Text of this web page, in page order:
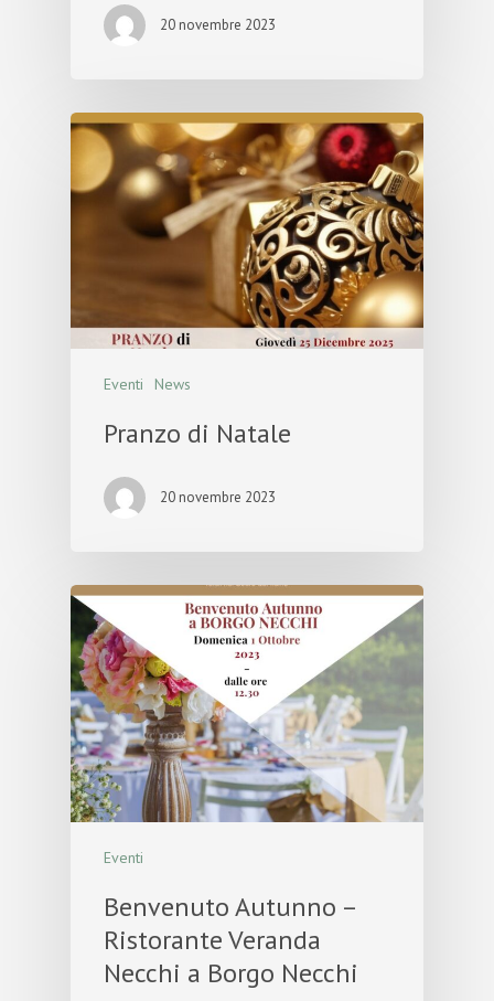
20 novembre 2023
Eventi News
Pranzo di Natale
20 novembre 2023
Eventi
Benvenuto Autunno –
Ristorante Veranda
Necchi a Borgo Necchi